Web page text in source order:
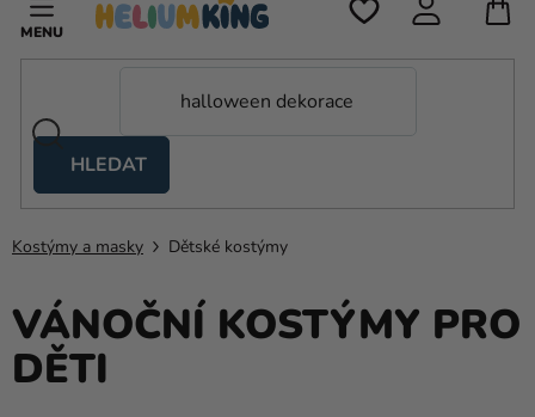
HLEDAT
stany
Kanekalon
Helium
a
balónky
Kostýmy a masky Dětské kostýmy
VÁNOČNÍ KOSTÝMY PRO
DĚTI